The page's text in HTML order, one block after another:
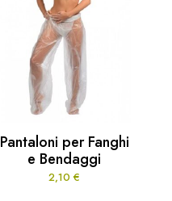
Pantaloni per Fanghi
e Bendaggi
2,10 €